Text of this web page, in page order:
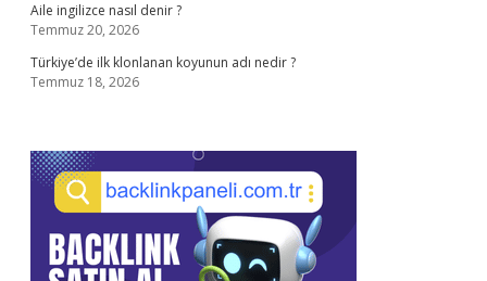
Aile ingilizce nasıl denir ?
Temmuz 20, 2026
Türkiye’de ilk klonlanan koyunun adı nedir ?
Temmuz 18, 2026